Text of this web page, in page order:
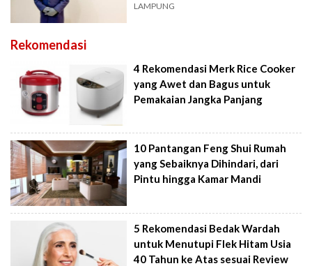
LAMPUNG
Rekomendasi
4 Rekomendasi Merk Rice Cooker
yang Awet dan Bagus untuk
Pemakaian Jangka Panjang
10 Pantangan Feng Shui Rumah
yang Sebaiknya Dihindari, dari
Pintu hingga Kamar Mandi
5 Rekomendasi Bedak Wardah
untuk Menutupi Flek Hitam Usia
40 Tahun ke Atas sesuai Review